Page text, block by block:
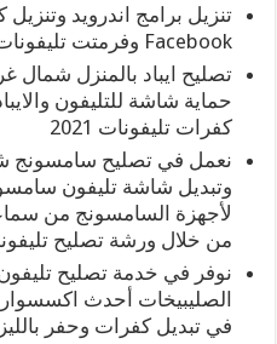
تنزيل برامج اندرويد
Facebook وفرمتت تليفونات بالمنزل.
تصليح ايباد بالمنزل شمال
حماية شاشة للتليفون
كفرات تليفونات 2021
نعمل في تصليح سامسونج
وتبديل شاشة تليفون
لأجهزة السامسونج من
من خلال ورشة تصليح
نوفر في خدمة تصليح
الصليبيخات أحدث
في تبديل كفرات وحفر